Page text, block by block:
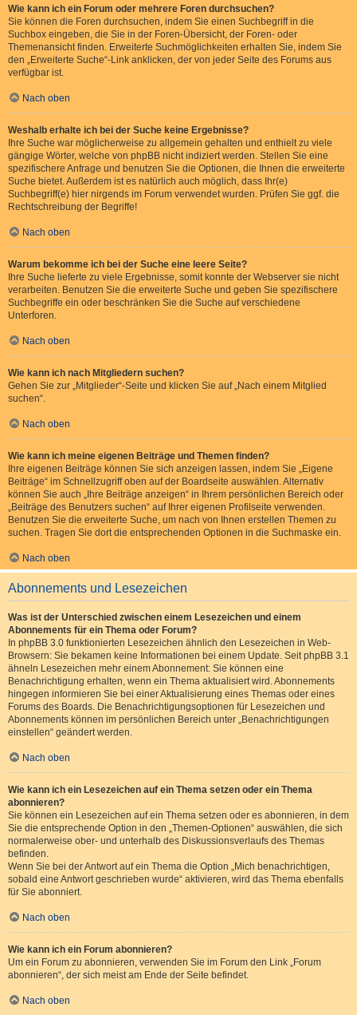
Wie kann ich ein Forum oder mehrere Foren durchsuchen?
Sie können die Foren durchsuchen, indem Sie einen Suchbegriff in die
Suchbox eingeben, die Sie in der Foren-Übersicht, der Foren- oder
Themenansicht finden. Erweiterte Suchmöglichkeiten erhalten Sie, indem Sie
den „Erweiterte Suche“-Link anklicken, der von jeder Seite des Forums aus
verfügbar ist.
Nach oben
Weshalb erhalte ich bei der Suche keine Ergebnisse?
Ihre Suche war möglicherweise zu allgemein gehalten und enthielt zu viele
gängige Wörter, welche von phpBB nicht indiziert werden. Stellen Sie eine
spezifischere Anfrage und benutzen Sie die Optionen, die Ihnen die erweiterte
Suche bietet. Außerdem ist es natürlich auch möglich, dass Ihr(e)
Suchbegriff(e) hier nirgends im Forum verwendet wurden. Prüfen Sie ggf. die
Rechtschreibung der Begriffe!
Nach oben
Warum bekomme ich bei der Suche eine leere Seite?
Ihre Suche lieferte zu viele Ergebnisse, somit konnte der Webserver sie nicht
verarbeiten. Benutzen Sie die erweiterte Suche und geben Sie spezifischere
Suchbegriffe ein oder beschränken Sie die Suche auf verschiedene
Unterforen.
Nach oben
Wie kann ich nach Mitgliedern suchen?
Gehen Sie zur „Mitglieder“-Seite und klicken Sie auf „Nach einem Mitglied
suchen“.
Nach oben
Wie kann ich meine eigenen Beiträge und Themen finden?
Ihre eigenen Beiträge können Sie sich anzeigen lassen, indem Sie „Eigene
Beiträge“ im Schnellzugriff oben auf der Boardseite auswählen. Alternativ
können Sie auch „Ihre Beiträge anzeigen“ in Ihrem persönlichen Bereich oder
„Beiträge des Benutzers suchen“ auf Ihrer eigenen Profilseite verwenden.
Benutzen Sie die erweiterte Suche, um nach von Ihnen erstellen Themen zu
suchen. Tragen Sie dort die entsprechenden Optionen in die Suchmaske ein.
Nach oben
Abonnements und Lesezeichen
Was ist der Unterschied zwischen einem Lesezeichen und einem
Abonnements für ein Thema oder Forum?
In phpBB 3.0 funktionierten Lesezeichen ähnlich den Lesezeichen in Web-
Browsern: Sie bekamen keine Informationen bei einem Update. Seit phpBB 3.1
ähneln Lesezeichen mehr einem Abonnement: Sie können eine
Benachrichtigung erhalten, wenn ein Thema aktualisiert wird. Abonnements
hingegen informieren Sie bei einer Aktualisierung eines Themas oder eines
Forums des Boards. Die Benachrichtigungsoptionen für Lesezeichen und
Abonnements können im persönlichen Bereich unter „Benachrichtigungen
einstellen“ geändert werden.
Nach oben
Wie kann ich ein Lesezeichen auf ein Thema setzen oder ein Thema
abonnieren?
Sie können ein Lesezeichen auf ein Thema setzen oder es abonnieren, in dem
Sie die entsprechende Option in den „Themen-Optionen“ auswählen, die sich
normalerweise ober- und unterhalb des Diskussionsverlaufs des Themas
befinden.
Wenn Sie bei der Antwort auf ein Thema die Option „Mich benachrichtigen,
sobald eine Antwort geschrieben wurde“ aktivieren, wird das Thema ebenfalls
für Sie abonniert.
Nach oben
Wie kann ich ein Forum abonnieren?
Um ein Forum zu abonnieren, verwenden Sie im Forum den Link „Forum
abonnieren“, der sich meist am Ende der Seite befindet.
Nach oben